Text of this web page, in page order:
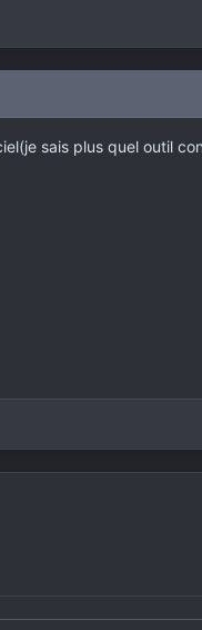
sais plus quel outil